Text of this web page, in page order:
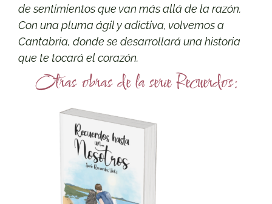
de sentimientos que van más allá de la razón.
Con una pluma ágil y adictiva, volvemos a
Cantabria, donde se desarrollará una historia
que te tocará el corazón.
Otras obras de la serie Recuerdos: